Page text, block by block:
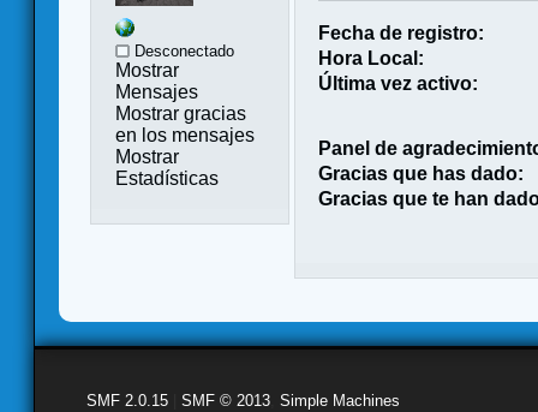
Desconectado
Mostrar
Mensajes
Mostrar gracias
en los mensajes
Mostrar
Estadísticas
Fecha de registro:
Hora Local:
Última vez activo:
Panel de
Gracias que has dado:
Gracias que te han
SMF 2.0.15 SMF © 2013 Simple Machines